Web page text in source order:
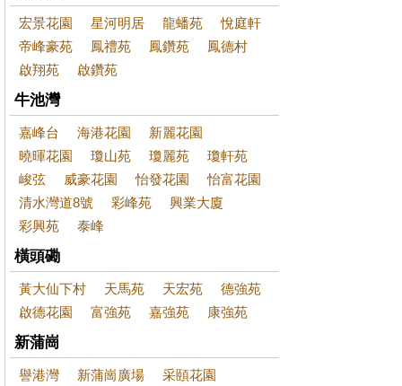
宏景花園 星河明居 龍蟠苑
悅庭軒
帝峰豪苑
鳳禮苑 鳳鑽苑
鳳德村
啟翔苑
啟鑽苑
牛池灣
嘉峰台 海港花園
新麗花園
曉暉花園
瓊山苑 瓊麗苑
瓊軒苑
峻弦
威豪花園 怡發花園
怡富花園
清水灣道8號
彩峰苑
興業大廈
彩興苑
泰峰
橫頭磡
黃大仙下村 天馬苑 天宏苑
德強苑
啟德花園
富強苑 嘉強苑 康強苑
新蒲崗
譽港灣 新蒲崗廣場
采頤花園